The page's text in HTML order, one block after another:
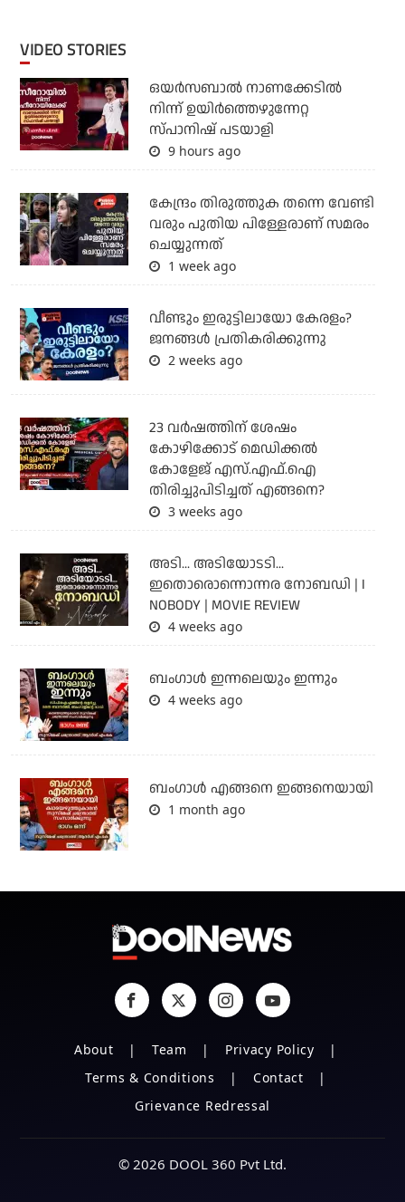
VIDEO STORIES
ഒയര്‍സബാൽ നാണക്കേടിൽ
നിന്ന് ഉയിർത്തെഴുന്നേറ്റ
സ്പാനിഷ് പടയാളി
9 hours ago
കേന്ദ്രം തിരുത്തുക തന്നെ വേണ്ടി
വരും പുതിയ പിള്ളേരാണ് സമരം
ചെയ്യുന്നത്
1 week ago
വീണ്ടും ഇരുട്ടിലായോ കേരളം?
ജനങ്ങൾ പ്രതികരിക്കുന്നു
2 weeks ago
23 വർഷത്തിന് ശേഷം
കോഴിക്കോട് മെഡിക്കൽ
കോളേജ് എസ്.എഫ്.ഐ
തിരിച്ചുപിടിച്ചത് എങ്ങനെ?
3 weeks ago
അടി... അടിയോടടി...
ഇതൊരൊന്നൊന്നര നോബഡി | I
NOBODY | MOVIE REVIEW
4 weeks ago
ബംഗാള്‍ ഇന്നലെയും ഇന്നും
4 weeks ago
ബം​ഗാൾ എങ്ങനെ ഇങ്ങനെയായി
1 month ago
About Team
Privacy Policy
Terms & Conditions
Contact
Grievance Redressal
© 2026 DOOL 360 Pvt Ltd.